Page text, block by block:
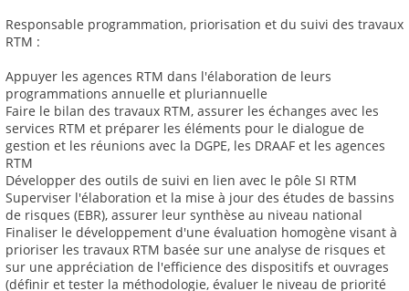
Responsable programmation, priorisation et du suivi des travaux
RTM :
Appuyer les agences RTM dans l'élaboration de leurs
programmations annuelle et pluriannuelle
Faire le bilan des travaux RTM, assurer les échanges avec les
services RTM et préparer les éléments pour le dialogue de
gestion et les réunions avec la DGPE, les DRAAF et les agences
RTM
Développer des outils de suivi en lien avec le pôle SI RTM
Superviser l'élaboration et la mise à jour des études de bassins
de risques (EBR), assurer leur synthèse au niveau national
Finaliser le développement d'une évaluation homogène visant à
prioriser les travaux RTM basée sur une analyse de risques et
sur une appréciation de l'efficience des dispositifs et ouvrages
(définir et tester la méthodologie, évaluer le niveau de priorité